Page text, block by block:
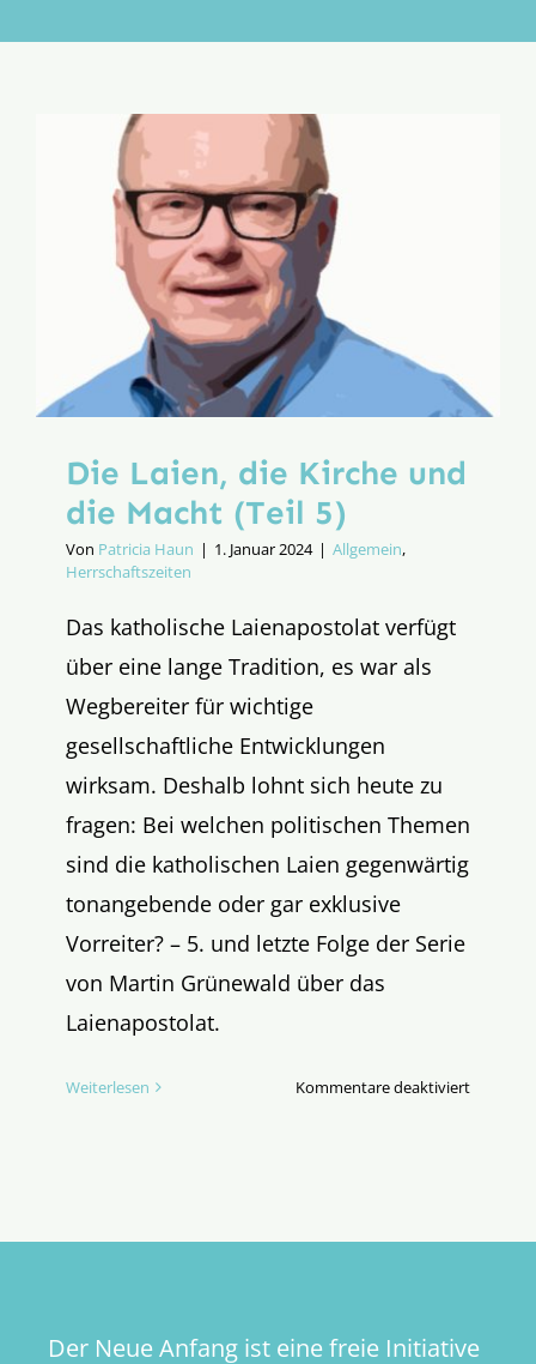
Aktion
Die Laien, die Kirche und
die Macht (Teil 5)
Von Patricia Haun | 1. Januar 2024 | Allgemein,
Herrschaftszeiten
Das katholische Laienapostolat verfügt
über eine lange Tradition, es war als
Wegbereiter für wichtige
gesellschaftliche Entwicklungen
wirksam. Deshalb lohnt sich heute zu
fragen: Bei welchen politischen Themen
sind die katholischen Laien gegenwärtig
tonangebende oder gar exklusive
Vorreiter? – 5. und letzte Folge der Serie
von Martin Grünewald über das
Laienapostolat.
Weiterlesen Kommentare deaktiviertfür
5)
Der Neue Anfang ist eine freie Initiative